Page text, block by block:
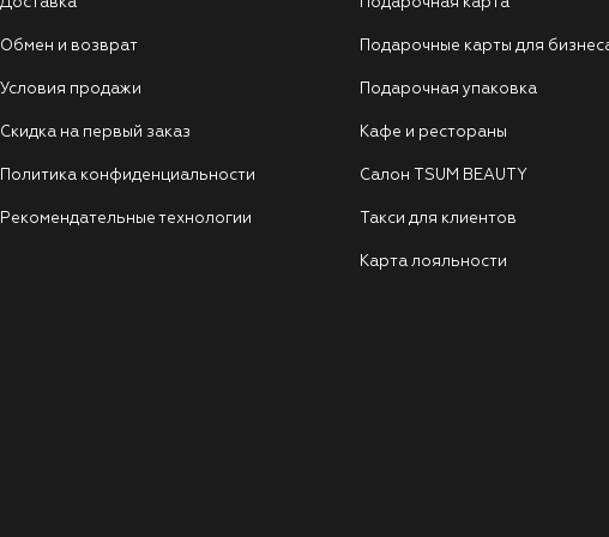
Обмен и возврат
Условия продажи
Скидка на первый заказ
Политика конфиденциальности
Рекомендательные технологии
Подарочные карты для
Подарочная упаковка
Кафе и рестораны
Салон TSUM BEAUTY
Такси для клиентов
Карта лояльности